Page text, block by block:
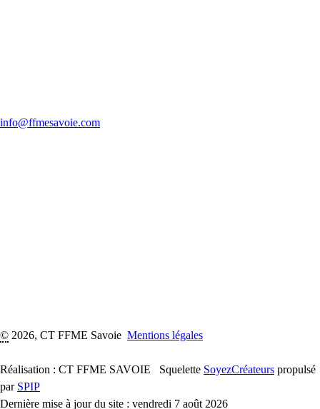
info@ffmesavoie.com
© 2026, CT FFME Savoie Mentions légales
Réalisation : CT FFME SAVOIE Squelette SoyezCréateurs propulsé
par SPIP
Dernière mise à jour du site : vendredi 7 août 2026